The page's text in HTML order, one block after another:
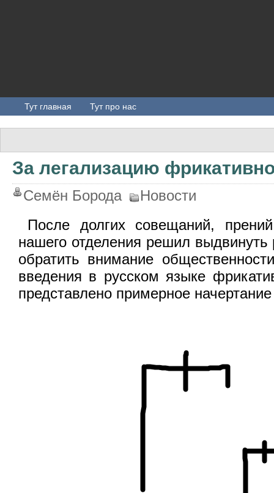
Тут главная Тут про нас
За легализацию
Семён Борода
Новости
После долгих совещаний,
нашего отделения решил
обратить внимание
введения в русском языке
представлено примерное